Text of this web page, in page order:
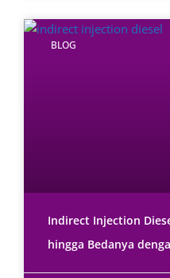
BLOG
Indirect Injection
hingga Bedanya